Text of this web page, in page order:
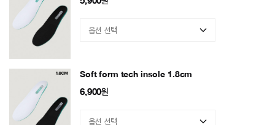
Soft form tech insole 1.8cm
6,900원